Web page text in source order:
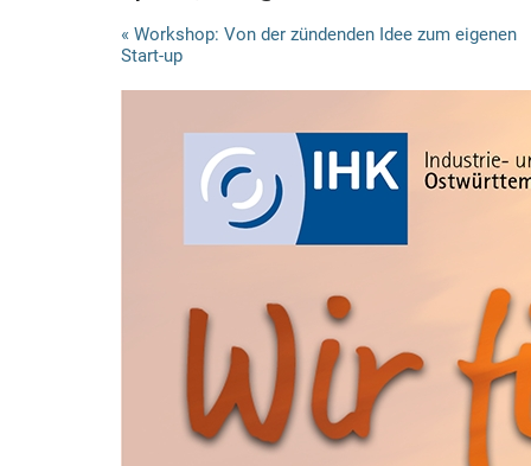
V
« Workshop: Von der zündenden Idee zum eigenen
Start-up